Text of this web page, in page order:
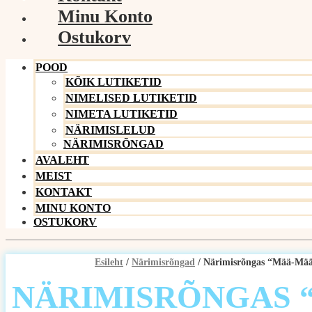
Minu Konto
Ostukorv
POOD
KÕIK LUTIKETID
NIMELISED LUTIKETID
NIMETA LUTIKETID
NÄRIMISLELUD
NÄRIMISRÕNGAD
AVALEHT
MEIST
KONTAKT
MINU KONTO
OSTUKORV
Esileht / Närimisrõngad / Närimisrõngas “Mää-
NÄRIMISRÕNGAS